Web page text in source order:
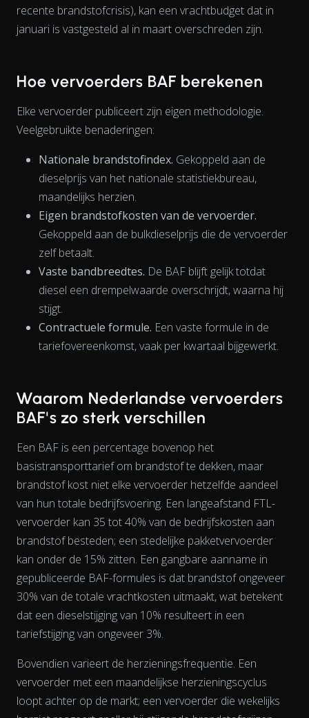
The chart has 1 X axis displaying Time. Data ranges from
recente brandstofcrisis), kan een vrachtbudget dat in
januari is vastgesteld al in maart overschreden zijn.
Hoe vervoerders BAF berekenen
Elke vervoerder publiceert zijn eigen methodologie.
Veelgebruikte benaderingen:
Nationale brandstofindex. Gekoppeld aan de
dieselprijs van het nationale statistiekbureau,
maandelijks herzien.
Eigen brandstofkosten van de vervoerder.
Gekoppeld aan de bulkdieselprijs die de vervoerder
zelf betaalt.
Vaste bandbreedtes. De BAF blijft gelijk totdat
diesel een drempelwaarde overschrijdt, waarna hij
stijgt.
Contractuele formule. Een vaste formule in de
tariefovereenkomst, vaak per kwartaal bijgewerkt.
Waarom Nederlandse vervoerders
BAF's zo sterk verschillen
Een BAF is een percentage bovenop het
basistransporttarief om brandstof te dekken, maar
brandstof kost niet elke vervoerder hetzelfde aandeel
van hun totale bedrijfsvoering. Een langeafstand FTL-
vervoerder kan 35 tot 40% van de bedrijfskosten aan
brandstof besteden; een stedelijke pakketvervoerder
kan onder de 15% zitten. Een gangbare aanname in
gepubliceerde BAF-formules is dat brandstof ongeveer
30% van de totale vrachtkosten uitmaakt, wat betekent
dat een dieselstijging van 10% resulteert in een
tariefstijging van ongeveer 3%.
Bovendien varieert de herzieningsfrequentie. Een
vervoerder met een maandelijkse herzieningscyclus
loopt achter op de markt; een vervoerder die wekelijks